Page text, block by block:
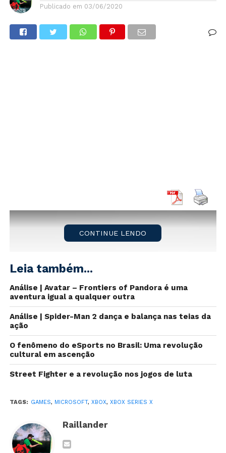
Publicado em 03/06/2020
surpreender com situações lamentáveis, a Microsoft
lançado no Japão ainda em 2020.
A noticia pode ser bem animadora para muitas
CONTINUE LENDO
Leia também...
Análise | Avatar – Frontiers of Pandora é uma
aventura igual a qualquer outra
Análise | Spider-Man 2 dança e balança nas teias da
ação
O fenômeno do eSports no Brasil: Uma revolução
cultural em ascenção
Street Fighter e a revolução nos jogos de luta
TAGS: GAMES, MICROSOFT, XBOX, XBOX SERIES X
Raillander